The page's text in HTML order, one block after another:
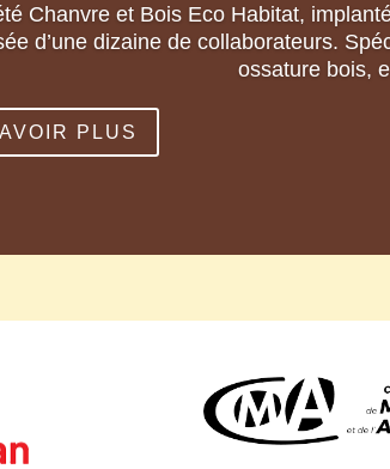
Chanvre et Bois Eco Habitat,
d’une dizaine de collaborateurs.
ossature bois,
PLUS